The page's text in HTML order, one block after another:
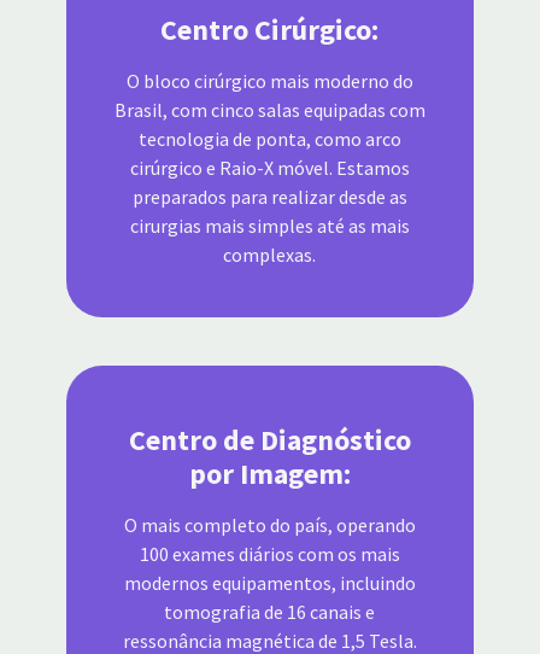
Centro Cirúrgico:
O bloco cirúrgico mais moderno do
Brasil, com cinco salas equipadas com
tecnologia de ponta, como arco
cirúrgico e Raio-X móvel. Estamos
preparados para realizar desde as
cirurgias mais simples até as mais
complexas.
Centro de Diagnóstico
por Imagem:
O mais completo do país, operando
100 exames diários com os mais
modernos equipamentos, incluindo
tomografia de 16 canais e
ressonância magnética de 1,5 Tesla.